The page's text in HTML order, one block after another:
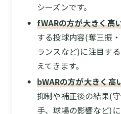
シーズンです。
fWARの方が大きく高
する投球内容(奪三振
ランスなど)に注目す
えてきます。
bWARの方が大きく高
抑制や補正後の結果(
手、球場の影響など)